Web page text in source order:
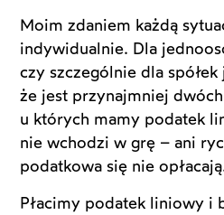
Moim zdaniem każdą
indywidualnie. Dla
czy szczególnie dla spółek
że jest przynajmniej
u których mamy podatek
nie wchodzi w grę – ani
podatkowa się nie
Płacimy podatek liniowy i